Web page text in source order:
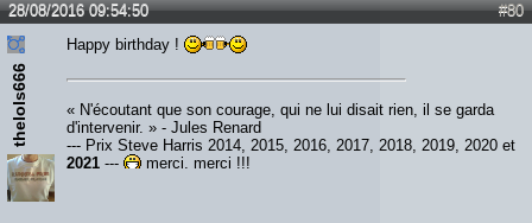
#80
28/08/2016 09:54:50
thelols666
Happy birthday !
« N'écoutant que son courage, qui ne lui disait rien, il se garda
d'intervenir. » - Jules Renard
--- Prix Steve Harris 2014, 2015, 2016, 2017, 2018, 2019, 2020 et
2021 --- merci, merci !!!